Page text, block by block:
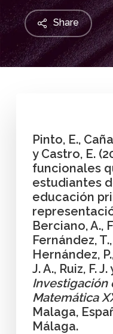
Share
Pinto, E.,
y Castro, E.
funcionales
estudiantes
educación
Berciano, A.,
Fernández,
Hernández,
J. A., Ruiz, F.
Investigación
Matemática
Malaga,
Málaga.